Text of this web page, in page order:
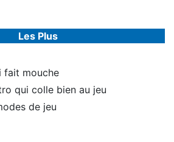
Les Plus
fait mouche
qui colle bien au jeu
de jeu